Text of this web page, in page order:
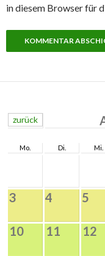
in diesem Browser für
zurück
Mo. Di. Mi.
3 4 5
10 11 12